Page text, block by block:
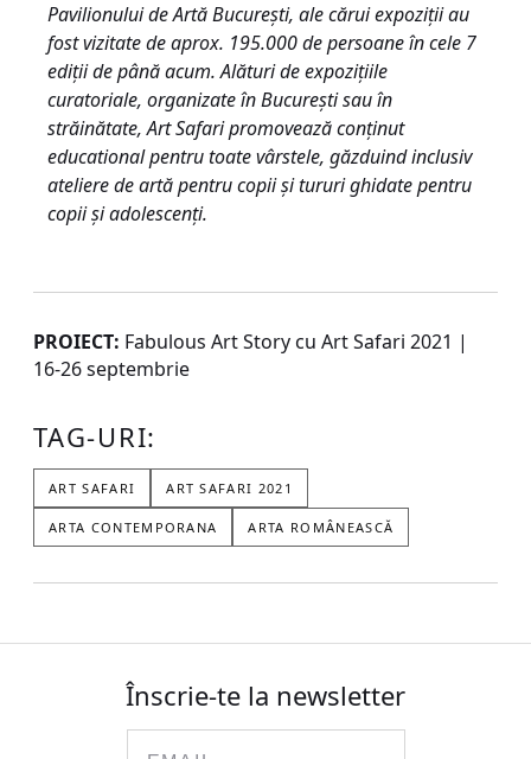
Pavilionului de Artă București, ale cărui expoziții au
fost vizitate de aprox. 195.000 de persoane în cele 7
ediții de până acum. Alături de expoziţiile
curatoriale, organizate în București sau în
străinătate, Art Safari promovează conținut
educational pentru toate vârstele, găzduind inclusiv
ateliere de artă pentru copii și tururi ghidate pentru
copii și adolescenţi.
PROIECT: Fabulous Art Story cu Art Safari 2021 |
16-26 septembrie
TAG-URI:
ART SAFARI ART SAFARI 2021
ARTA CONTEMPORANA ARTA ROMÂNEASCĂ
Înscrie-te la newsletter